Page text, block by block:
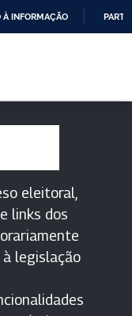
À INFORMAÇÃO
eleitoral,
links dos
legislação